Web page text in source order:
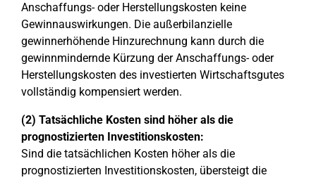
Anschaffungs- oder Herstellungskosten keine
Gewinnauswirkungen. Die außerbilanzielle
gewinnerhöhende Hinzurechnung kann durch die
gewinnmindernde Kürzung der Anschaffungs- oder
Herstellungskosten des investierten Wirtschaftsgutes
vollständig kompensiert werden.
(2) Tatsächliche Kosten sind höher als die
prognostizierten Investitionskosten:
Sind die tatsächlichen Kosten höher als die
prognostizierten Investitionskosten, übersteigt die